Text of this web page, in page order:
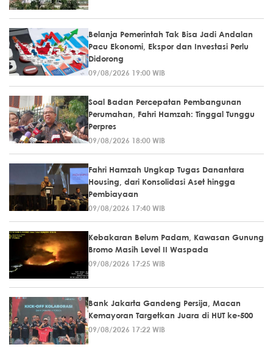
Belanja Pemerintah Tak Bisa Jadi Andalan
Pacu Ekonomi, Ekspor dan Investasi Perlu
Didorong
09/08/2026 19:00 WIB
Soal Badan Percepatan Pembangunan
Perumahan, Fahri Hamzah: Tinggal Tunggu
Perpres
09/08/2026 18:00 WIB
Fahri Hamzah Ungkap Tugas Danantara
Housing, dari Konsolidasi Aset hingga
Pembiayaan
09/08/2026 17:40 WIB
Kebakaran Belum Padam, Kawasan Gunung
Bromo Masih Level II Waspada
09/08/2026 17:25 WIB
Bank Jakarta Gandeng Persija, Macan
Kemayoran Targetkan Juara di HUT ke-500
09/08/2026 17:22 WIB